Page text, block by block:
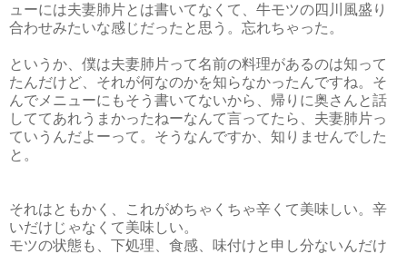
ューには夫妻肺片とは書いてなくて、牛モツの四川風盛り
合わせみたいな感じだったと思う。忘れちゃった。
というか、僕は夫妻肺片って名前の料理があるのは知って
たんだけど、それが何なのかを知らなかったんですね。そ
んでメニューにもそう書いてないから、帰りに奥さんと話
しててあれうまかったねーなんて言ってたら、夫妻肺片っ
ていうんだよーって。そうなんですか、知りませんでした
と。
それはともかく、これがめちゃくちゃ辛くて美味しい。辛
いだけじゃなくて美味しい。
モツの状態も、下処理、食感、味付けと申し分ないんだけ